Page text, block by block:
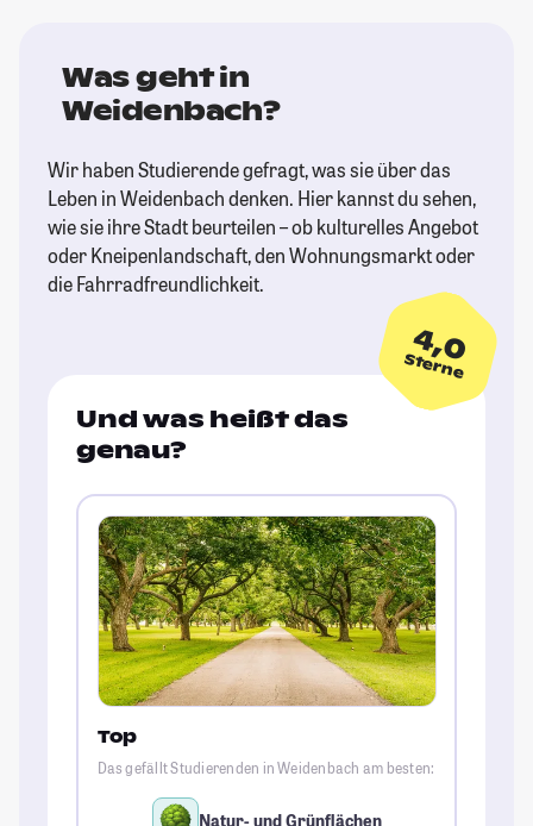
Was geht in
Weidenbach?
Wir haben Studierende gefragt, was sie über das
Leben in Weidenbach denken. Hier kannst du sehen,
wie sie ihre Stadt beurteilen – ob kulturelles Angebot
oder Kneipenlandschaft, den Wohnungsmarkt oder
die Fahrradfreundlichkeit.
4,0
Sterne
Und was heißt das
genau?
Top
Das gefällt Studierenden in Weidenbach am besten:
Natur- und Grünflächen